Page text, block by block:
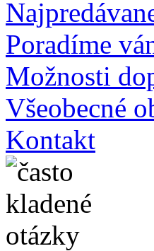
Poradíme
Možnosti
Všeobecné
Kontakt